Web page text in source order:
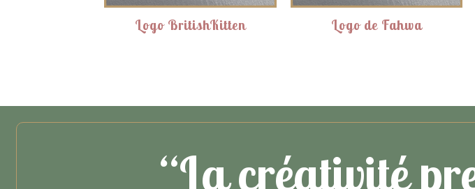
Logo BritishKitten Logo de Fahwa
“La créativité